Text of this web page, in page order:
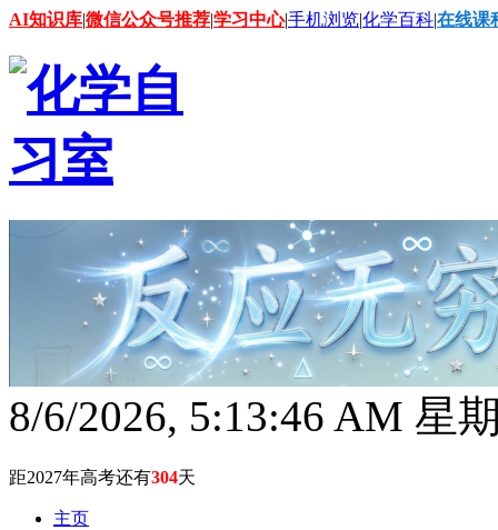
AI知识库|微信公众号推荐|学习中心|手机浏览|化学百科|在线课
8/6/2026, 5:13:47 AM 星
距2027年高考还有304天
主页